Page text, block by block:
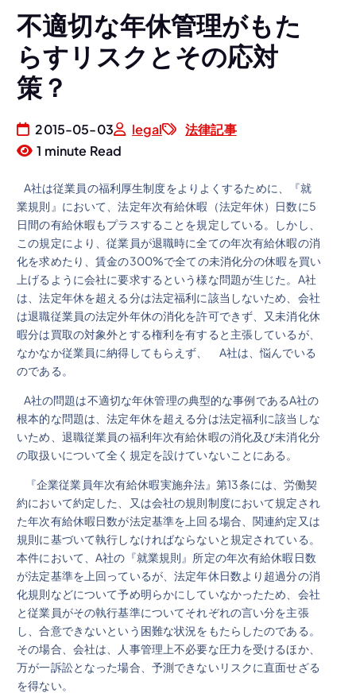
不適切な年休管理がもた
らすリスクとその応対
策？
2015-05-03 legal
法律記事
1 minute Read
A社は従業員の福利厚生制度をよりよくするために、『就
業規則』において、法定年次有給休暇（法定年休）日数に5
日間の有給休暇もプラスすることを規定している。しかし、
この規定により、従業員が退職時に全ての年次有給休暇の消
化を求めたり、賃金の300%で全ての未消化分の休暇を買い
上げるように会社に要求するという様な問題が生じた。A社
は、法定年休を超える分は法定福利に該当しないため、会社
は退職従業員の法定外年休の消化を許可できず、又未消化休
暇分は買取の対象外とする権利を有すると主張しているが、
なかなか従業員に納得してもらえず、 A社は、悩んでいる
のである。
A社の問題は不適切な年休管理の典型的な事例であるA社の
根本的な問題は、法定年休を超える分は法定福利に該当しな
いため、退職従業員の福利年次有給休暇の消化及び未消化分
の取扱いについて全く規定を設けていないことにある。
『企業従業員年次有給休暇実施弁法』第13条には、労働契
約において約定した、又は会社の規則制度において規定され
た年次有給休暇日数が法定基準を上回る場合、関連約定又は
規則に基づいて執行しなければならないと規定されている。
本件において、A社の『就業規則』所定の年次有給休暇日数
が法定基準を上回っているが、法定年休日数より超過分の消
化規則などについて予め明らかにしていなかったため、会社
と従業員がその執行基準についてそれぞれの言い分を主張
し、合意できないという困難な状況をもたらしたのである。
その場合、会社は、人事管理上不必要な圧力を受けるほか、
万が一訴訟となった場合、予測できないリスクに直面せざる
を得ない。